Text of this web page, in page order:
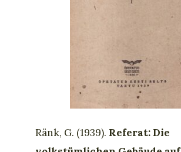
Ränk, G. (1939). Referat: Die